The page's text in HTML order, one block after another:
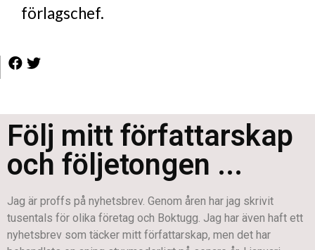
förlagschef.
Följ mitt författarskap
och följetongen ...
Jag är proffs på nyhetsbrev. Genom åren har jag skrivit
tusentals för olika företag och Boktugg. Jag har även haft ett
nyhetsbrev som täcker mitt författarskap, men det har